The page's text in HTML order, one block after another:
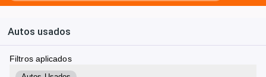
Autos usados
Filtros aplicados